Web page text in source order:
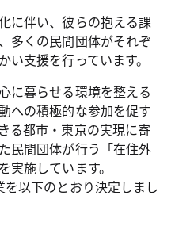
に伴い、彼らの抱える課
多くの民間団体がそれぞ
支援を行っています。
に暮らせる環境を整える
への積極的な参加を促す
る都市・東京の実現に寄
民間団体が行う「在住外
実施しています。
以下のとおり決定しまし